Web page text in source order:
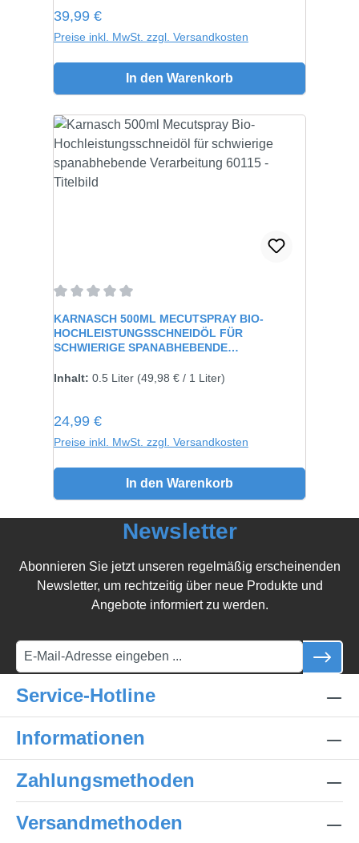
Regulärer Preis:
39,99 €
Preise inkl. MwSt. zzgl. Versandkosten
In den Warenkorb
KARNASCH 500ML MECUTSPRAY BIO-
HOCHLEISTUNGSSCHNEIDÖL FÜR
SCHWIERIGE SPANABHEBENDE
Inhalt: 0.5 Liter (49,98 € / 1 Liter)
Regulärer Preis:
24,99 €
Preise inkl. MwSt. zzgl. Versandkosten
In den Warenkorb
Newsletter
Abonnieren Sie jetzt unseren regelmäßig erscheinenden
Newsletter, um rechtzeitig über neue Produkte und
Angebote informiert zu werden.
Service-Hotline
Informationen
Zahlungsmethoden
Versandmethoden